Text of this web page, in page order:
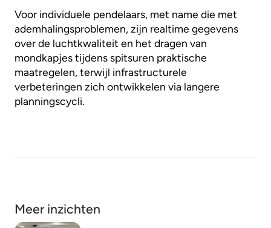
Voor individuele pendelaars, met name die met
ademhalingsproblemen, zijn realtime gegevens
over de luchtkwaliteit en het dragen van
mondkapjes tijdens spitsuren praktische
maatregelen, terwijl infrastructurele
verbeteringen zich ontwikkelen via langere
planningscycli.
Meer inzichten